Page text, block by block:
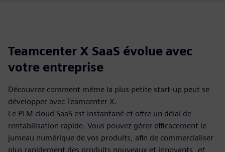
Teamcenter X SaaS évolue avec
votre entreprise
Découvrez comment même la plus petite start-up peut se
développer avec Teamcenter X.
Le PLM cloud SaaS est instantané et offre un délai de
rentabilisation rapide. Vous pouvez gérer efficacement le
jumeau numérique de vos produits, afin de commercialiser
plus rapidement des produits nouveaux et innovants, et